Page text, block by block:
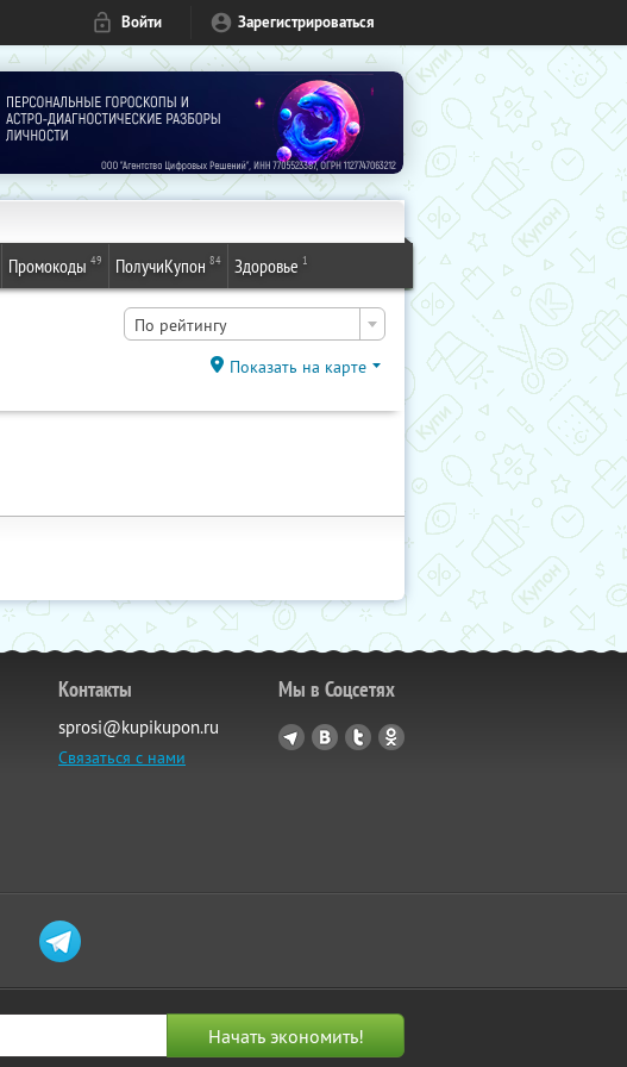
Войти Зарегистрироваться
Промокоды 49 ПолучиКупон 84 Здоровье 1
По рейтингу
Показать на карте
Контакты
sprosi@kupikupon.ru
Связаться с нами
Мы в Соцсетях